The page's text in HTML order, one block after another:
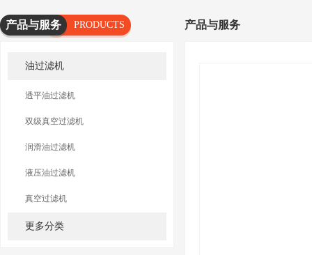
产品与服务
PRODUCTS
油过滤机
透平油过滤机
双级真空过滤机
润滑油过滤机
液压油过滤机
真空过滤机
更多分类
产品与服务